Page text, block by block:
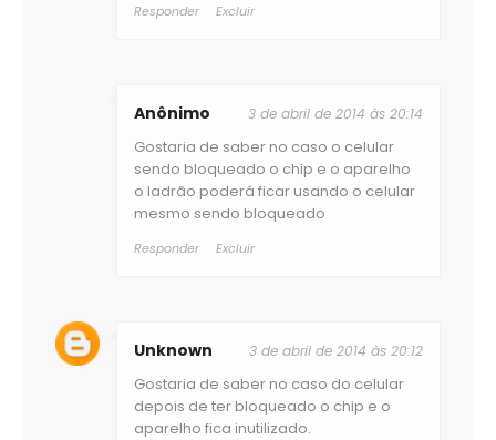
Unknown 3 de abril de 2014 às 20:12
Gostaria de saber no caso do celular
depois de ter bloqueado o chip e o
aparelho fica inutilizado.
Anônimo 3 de abril de 2014 às 20:14
Gostaria de saber no caso o celular
sendo bloqueado o chip e o aparelho
o ladrão poderá ficar usando o celular
mesmo sendo bloqueado
Responder Excluir
Responder Excluir